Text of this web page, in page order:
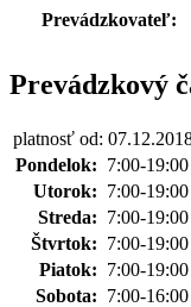
Prevádzkovateľ:
Prevádzkový
platnosť od:
Pondelok: 7:00-19:00
Utorok: 7:00-19:00
Streda: 7:00-19:00
Štvrtok: 7:00-19:00
Piatok: 7:00-19:00
Sobota: 7:00-16:00